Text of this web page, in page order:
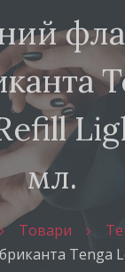
мл.
Товари
Tenga